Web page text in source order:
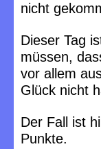
nicht
Dieser Tag
müssen,
vor allem
Glück nicht
Der Fall ist
Punkte.